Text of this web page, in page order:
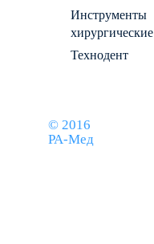
Инструменты
хирургические
Технодент
© 2016
РА-Мед